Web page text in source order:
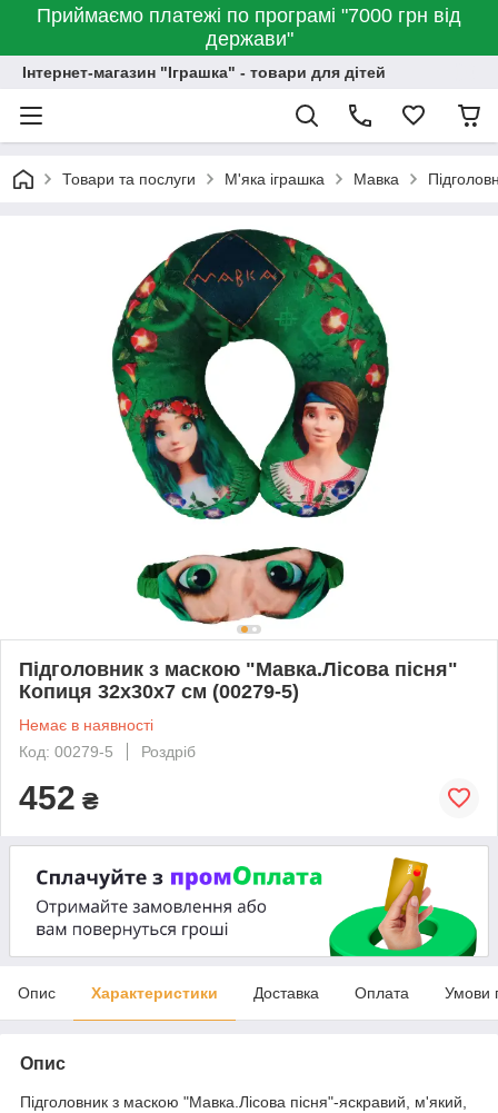
Приймаємо платежі по програмі "7000 грн від
держави"
Інтернет-магазин "Іграшка" - товари для дітей
Товари та послуги М'яка іграшка Мавка
Підголовник з маскою "Мавка.Лісова пісня"
Копиця 32x30x7 см (00279-5)
Немає в наявності
Код: 00279-5
Роздріб
452 ₴
Опис Характеристики Доставка Оплата Умови
Опис
Підголовник з маскою "Мавка.Лісова пісня"-яскравий, м'який,